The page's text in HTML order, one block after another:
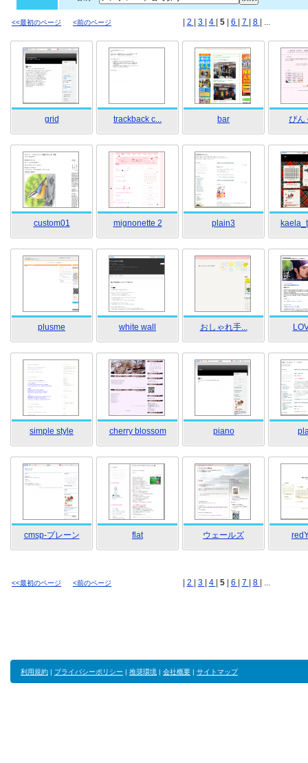
<<最初のページ <前のページ 2 3 4 5 6 7 8 | ...
grid trackback c... bar ぴん
custom01 mignonette 2 plain3
plusme white wall おしゃれ手...
simple style cherry blossom piano
cmsp-プレーン flat ウェールズ
<<最初のページ <前のページ 2 3 4 5 6 7 8 | ...
利用規約 | プライバシーポリシー | 推奨環境 | 会社概要 | サイトマップ